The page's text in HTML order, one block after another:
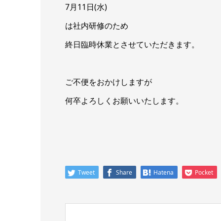
7月11日(水)
は社内研修のため
終日臨時休業とさせていただきます。
ご不便をおかけしますが
何卒よろしくお願いいたします。
Tweet Share Hatena Pocket